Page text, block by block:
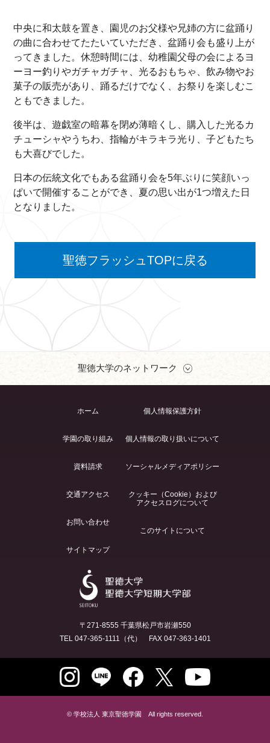
中央に和太鼓を置き、園児のお父様や兄姉の方に盆踊り
の曲に合わせてたたいていただき、盆踊り会も盛り上が
ってきました。休憩時間には、幼稚園父母の会によるヨ
ーヨー釣りやガチャガチャ、光るおもちゃ、飲み物やお
菓子の販売があり、踊るだけでなく、お祭りを楽しむこ
ともできました。
後半は、遊戯室の暗幕を閉め薄暗くし、購入した光るカ
チューシャやうちわ、指輪がキラキラ光り、子どもたち
も大喜びでした。
日本の伝統文化でもある盆踊り会を5年ぶりに笑顔いっ
ぱいで開催することができ、夏の思い出が1つ増えた日
となりました。
聖徳フラッシュTOPに戻る
聖徳大学のネットワーク
ホーム
学園の取り組み
資料請求
交通アクセス
お問い合わせ
サイトマップ
個人情報保護方針
個人情報の取り扱いについて
ソーシャルメディアポリシー
クッキー（Cookie）および
アクセスログについて
このサイトについて
〒271-8555 千葉県松戸市岩瀬550
TEL 047-365-1111（代） FAX 047-363-1401
© 学校法人 東京聖徳学園 All rights reserved.